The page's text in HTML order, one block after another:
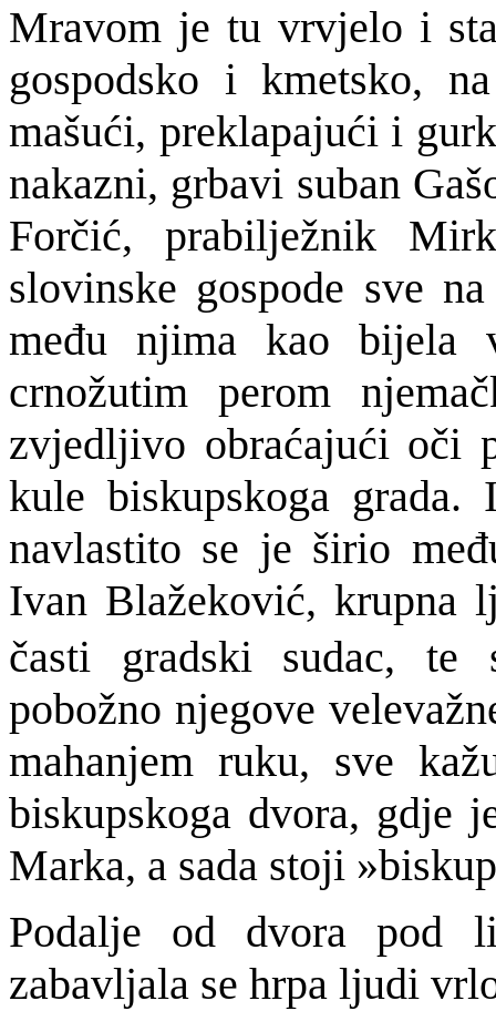
Mravom je tu vrvjelo i
gospodsko i kmetsko,
mašući, preklapajući i
nakazni, grbavi suban
Forčić, prabilježnik
slovinske gospode sve
među njima kao bijela
crnožutim perom
zvjedljivo obraćajući oči
kule biskupskoga grada.
navlastito se je širio
Ivan Blažeković, krupna
časti gradski sudac, te
pobožno njegove
mahanjem ruku, sve
biskupskoga dvora, gdje
Marka, a sada stoji
Podalje od dvora pod
zabavljala se hrpa ljudi